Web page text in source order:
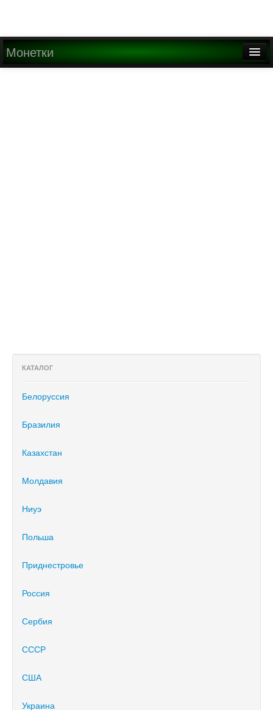
Монетки
КАТАЛОГ
Белоруссия
Бразилия
Казахстан
Молдавия
Ниуэ
Польша
Приднестровье
Россия
Сербия
СССР
США
Украина